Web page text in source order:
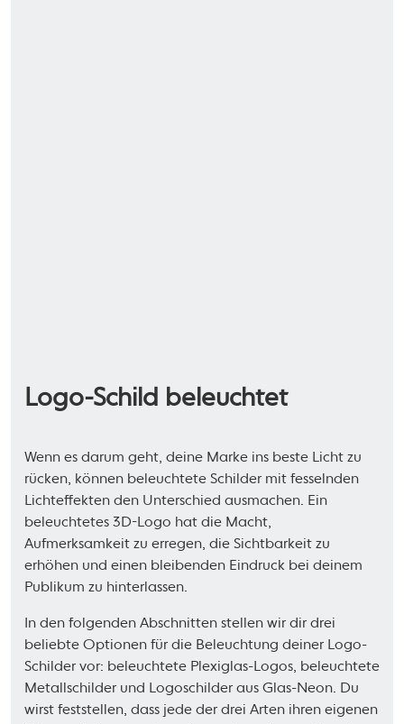
Logo-Schild beleuchtet
Wenn es darum geht, deine Marke ins beste Licht zu
rücken, können beleuchtete Schilder mit fesselnden
Lichteffekten den Unterschied ausmachen. Ein
beleuchtetes 3D-Logo hat die Macht,
Aufmerksamkeit zu erregen, die Sichtbarkeit zu
erhöhen und einen bleibenden Eindruck bei deinem
Publikum zu hinterlassen.
In den folgenden Abschnitten stellen wir dir drei
beliebte Optionen für die Beleuchtung deiner Logo-
Schilder vor: beleuchtete Plexiglas-Logos, beleuchtete
Metallschilder und Logoschilder aus Glas-Neon. Du
wirst feststellen, dass jede der drei Arten ihren eigenen